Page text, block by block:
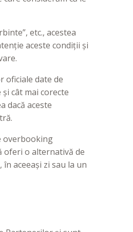
etc., acestea
aceste condiții și
oficiale date de
cât mai corecte
dacă aceste
overbooking
oferi o alternativă de
aceeași zi sau la un